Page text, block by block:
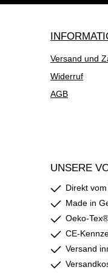
Versand und
Widerruf
AGB
UNSERE
Direkt
Made in
Oeko-
CE-
Versand